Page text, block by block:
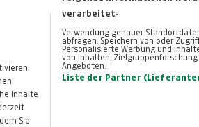
DATENSCHUTZ
Cookie-
Inhalte
Sie
verarbeitet:
Verwendung genauer
abfragen. Speichern von oder
Personalisierte Werbung und
von Inhalten,
Angeboten.
Liste der Partner